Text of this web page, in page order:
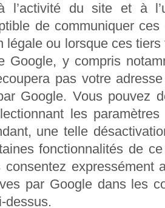
l’activité du site et à
de communiquer
légale ou lorsque ces
Google, y compris
pas votre
Google. Vous pouvez
les
une telle
fonctionnalités de
expressément
par Google dans les
dessus.